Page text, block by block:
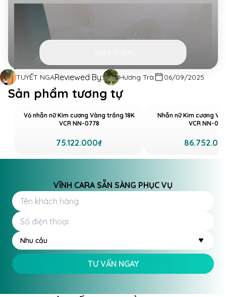
Ánh sáng lấp lánh từ mẫu vỏ nhẫn nữ kim cương
chính, mang đến độ bền vượt trội và vẻ đẹp sang
trọng. Từng đường nét bên ngoài được trau chuốt tỉ
mỉ, vừa đủ để tạo cảm giác quý phải mà không gây
cồng kềnh, nặng tay khi đeo. Loại vàng này còn có
khả năng hạn chế oxy hóa, giúp chiếc nhẫn duy trì vẻ
đẹp sang trọng vượt thời gian.
Đá chủ nằm ở trung tâm được bao quanh bởi những
TUYẾT NGAReviewed By: Hương Trà 06/09/2025
Sản phẩm tương tự
Vỏ nhẫn nữ Kim cương Vàng trắng 18K
VCR NN-0778
75.122.000₫
Nhẫn nữ Kim cương
VCR NN-
VĨNH CARA SẴN SÀNG PHỤC VỤ
Nhu cầu
TƯ VẤN NGAY